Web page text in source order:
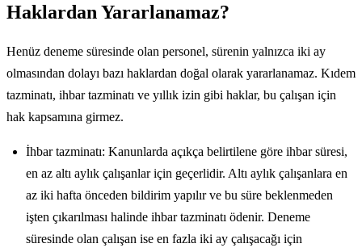
Haklardan Yararlanamaz?
Henüz deneme süresinde olan personel, sürenin yalnızca iki ay
olmasından dolayı bazı haklardan doğal olarak yararlanamaz. Kıdem
tazminatı, ihbar tazminatı ve yıllık izin gibi haklar, bu çalışan için
hak kapsamına girmez.
İhbar tazminatı: Kanunlarda açıkça belirtilene göre ihbar süresi,
en az altı aylık çalışanlar için geçerlidir. Altı aylık çalışanlara en
az iki hafta önceden bildirim yapılır ve bu süre beklenmeden
işten çıkarılması halinde ihbar tazminatı ödenir. Deneme
süresinde olan çalışan ise en fazla iki ay çalışacağı için